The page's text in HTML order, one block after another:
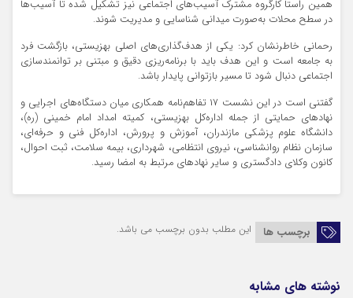
همین راستا کارگروه مشترک آسیب‌های اجتماعی نیز تشکیل شده تا آسیب‌ها
در سطح محلات به‌صورت میدانی شناسایی و مدیریت شوند.
رحمانی خاطرنشان کرد: یکی از هدف‌گذاری‌های اصلی بهزیستی، بازگشت فرد
به جامعه است و این هدف باید با برنامه‌ریزی دقیق و مبتنی بر توانمندسازی
اجتماعی دنبال شود تا مسیر بازتوانی پایدار باشد.
گفتنی است در این نشست ۱۷ تفاهم‌نامه همکاری میان دستگاه‌های اجرایی و
نهادهای حمایتی از جمله اداره‌کل بهزیستی، کمیته امداد امام خمینی (ره)،
دانشگاه علوم پزشکی مازندران، آموزش و پرورش، اداره‌کل فنی و حرفه‌ای،
سازمان نظام روانشناسی، نیروی انتظامی، شهرداری، بیمه سلامت، ثبت احوال،
کانون وکلای دادگستری و سایر نهادهای مرتبط به امضا رسید.
برچسب ها این مطلب بدون برچسب می باشد.
نوشته های مشابه